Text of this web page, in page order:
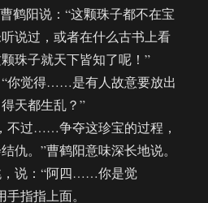
阳说：“这颗珠子都不在宝
说过，或者在什么古书上看
珠子就天下皆知了呢！”
觉得……是有人故意要放出
天都生乱？”
过……争夺这珍宝的过程，
仇。”曹鹤阳意味深长地说。
说：“阿四……你是觉
指指上面。